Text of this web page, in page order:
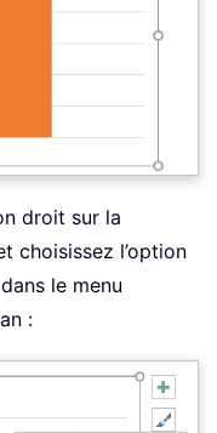
droit sur la
choisissez l’option
dans le menu
: